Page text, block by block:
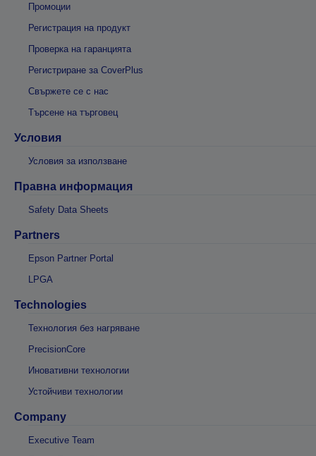
Промоции
Регистрация на продукт
Проверка на гаранцията
Регистриране за CoverPlus
Свържете се с нас
Търсене на търговец
Условия
Условия за използване
Правна информация
Safety Data Sheets
Partners
Epson Partner Portal
LPGA
Technologies
Технология без нагряване
PrecisionCore
Иновативни технологии
Устойчиви технологии
Company
Executive Team